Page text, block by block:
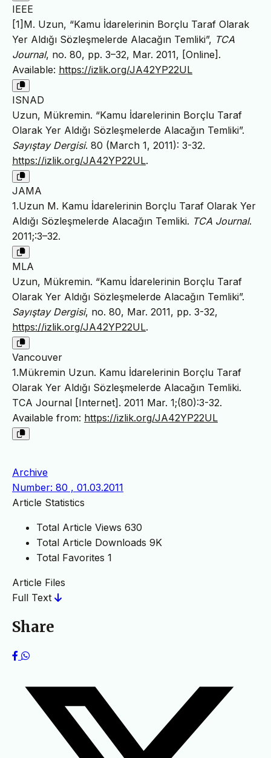
IEEE
[1]M. Uzun, “Kamu İdarelerinin Borçlu Taraf Olarak
Yer Aldığı Sözleşmelerde Alacağın Temliki”, TCA
Journal, no. 80, pp. 3–32, Mar. 2011, [Online].
Available: https://izlik.org/JA42YP22UL
ISNAD
Uzun, Mükremin. “Kamu İdarelerinin Borçlu Taraf
Olarak Yer Aldığı Sözleşmelerde Alacağın Temliki”.
Sayıştay Dergisi. 80 (March 1, 2011): 3-32.
https://izlik.org/JA42YP22UL.
JAMA
1.Uzun M. Kamu İdarelerinin Borçlu Taraf Olarak Yer
Aldığı Sözleşmelerde Alacağın Temliki. TCA Journal.
2011;:3–32.
MLA
Uzun, Mükremin. “Kamu İdarelerinin Borçlu Taraf
Olarak Yer Aldığı Sözleşmelerde Alacağın Temliki”.
Sayıştay Dergisi, no. 80, Mar. 2011, pp. 3-32,
https://izlik.org/JA42YP22UL.
Vancouver
1.Mükremin Uzun. Kamu İdarelerinin Borçlu Taraf
Olarak Yer Aldığı Sözleşmelerde Alacağın Temliki.
TCA Journal [Internet]. 2011 Mar. 1;(80):3-32.
Available from: https://izlik.org/JA42YP22UL
Archive
Number: 80 , 01.03.2011
Article Statistics
Total Article Views 630
Total Article Downloads 9K
Total Favorites 1
Article Files
Full Text
Share